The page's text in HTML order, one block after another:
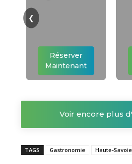
Réserver
Maintenant
❮
Voir encore plus
TAGS Gastronomie Haute-Savoie